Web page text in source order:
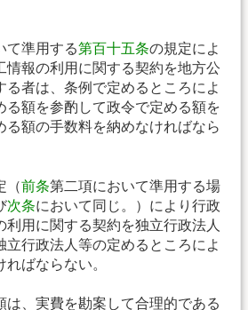
て準用する第百十五条の規定によ
情報の利用に関する契約を地方公
る者は、条例で定めるところによ
る額を参酌して政令で定める額を
る額の手数料を納めなければなら
（前条第二項において準用する場
次条において同じ。）により行政
利用に関する契約を独立行政法人
立行政法人等の定めるところによ
ばならない。
、実費を勘案して合理的である